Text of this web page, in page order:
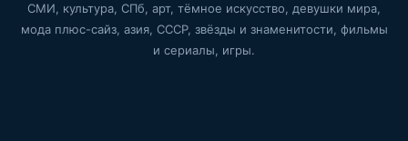
СМИ, культура, СПб, арт, тёмное искусство, девушки мира,
мода плюс-сайз, азия, СССР, звёзды и знаменитости, фильмы
и сериалы, игры.